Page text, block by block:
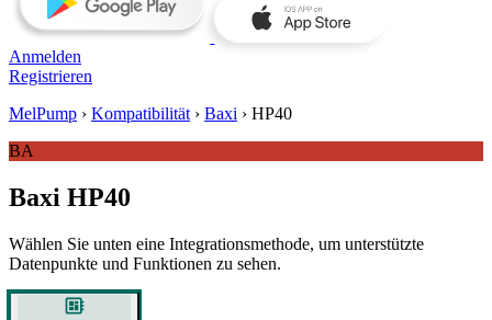
Anmelden
Registrieren
MelPump › Kompatibilität › Baxi › HP40
BA
Baxi HP40
Wählen Sie unten eine Integrationsmethode, um unterstützte
Datenpunkte und Funktionen zu sehen.
developer_board